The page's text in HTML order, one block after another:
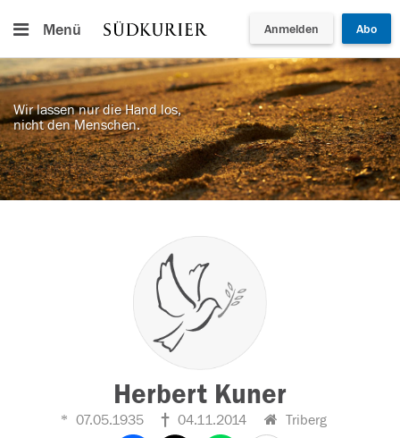
Menü Anmelden Abo
Wir lassen nur die Hand los,
nicht den Menschen.
Herbert Kuner
07.05.1935 04.11.2014 Triberg